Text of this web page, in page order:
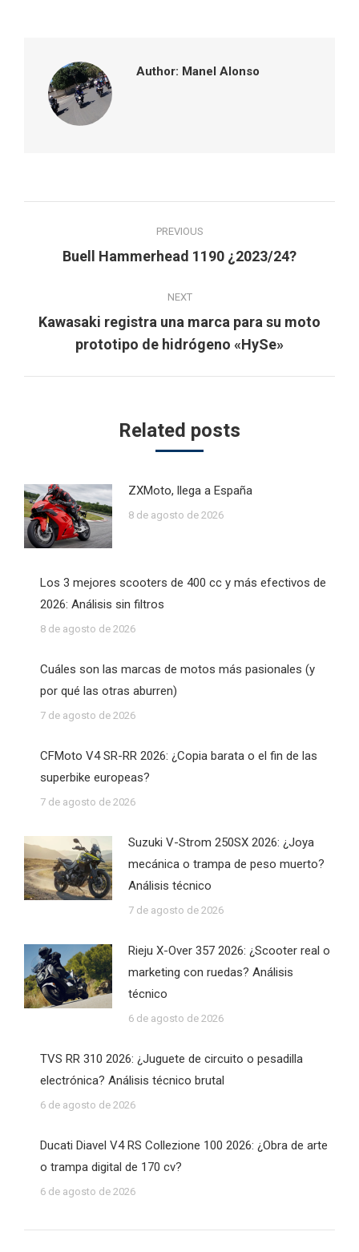
Author: Manel Alonso
navigation
PREVIOUS
Previous
Buell Hammerhead 1190 ¿2023/24?
NEXT
Next
post:
Kawasaki registra una marca para su moto
prototipo de hidrógeno «HySe»
Related posts
ZXMoto, llega a España
8 de agosto de 2026
Los 3 mejores scooters de 400 cc y más efectivos de
2026: Análisis sin filtros
8 de agosto de 2026
Cuáles son las marcas de motos más pasionales (y
por qué las otras aburren)
7 de agosto de 2026
CFMoto V4 SR-RR 2026: ¿Copia barata o el fin de las
superbike europeas?
7 de agosto de 2026
Suzuki V-Strom 250SX 2026: ¿Joya
mecánica o trampa de peso muerto?
Análisis técnico
7 de agosto de 2026
Rieju X-Over 357 2026: ¿Scooter real o
marketing con ruedas? Análisis
técnico
6 de agosto de 2026
TVS RR 310 2026: ¿Juguete de circuito o pesadilla
electrónica? Análisis técnico brutal
6 de agosto de 2026
Ducati Diavel V4 RS Collezione 100 2026: ¿Obra de arte
o trampa digital de 170 cv?
6 de agosto de 2026